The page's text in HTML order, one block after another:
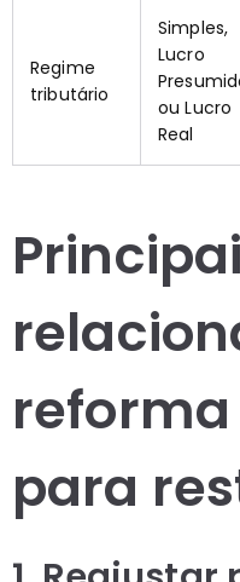
Regime
tributário
Simples,
Lucro
ou Lucro
Real
para